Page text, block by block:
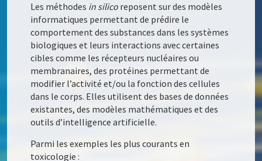
Les méthodes in silico reposent sur des modèles
informatiques permettant de prédire le
comportement des substances dans les systèmes
biologiques et leurs interactions avec certaines
cibles comme les récepteurs nucléaires ou
membranaires, des protéines permettant de
modifier l’activité et/ou la fonction des cellules
dans le corps. Elles utilisent des bases de données
existantes, des modèles mathématiques et des
outils d’intelligence artificielle.
Parmi les exemples les plus courants en
toxicologie :